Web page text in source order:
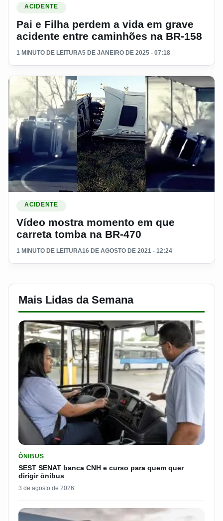
ACIDENTE
Pai e Filha perdem a vida em grave
acidente entre caminhões na BR-158
1 MINUTO DE LEITURA5 DE JANEIRO DE 2025 - 07:18
ACIDENTE
Vídeo mostra momento em que
carreta tomba na BR-470
1 MINUTO DE LEITURA16 DE AGOSTO DE 2021 - 12:24
Mais Lidas da Semana
ÔNIBUS
SEST SENAT banca CNH e curso para quem quer
dirigir ônibus
3 de agosto de 2026